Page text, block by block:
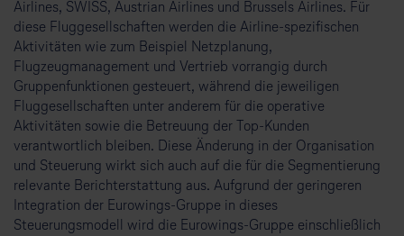
Airlines, SWISS, Austrian Airlines und Brussels Airlines. Für
diese Fluggesellschaften werden die Airline-spezifischen
Aktivitäten wie zum Beispiel Netzplanung,
Flugzeugmanagement und Vertrieb vorrangig durch
Gruppenfunktionen gesteuert, während die jeweiligen
Fluggesellschaften unter anderem für die operative
Aktivitäten sowie die Betreuung der Top-Kunden
verantwortlich bleiben. Diese Änderung in der Organisation
und Steuerung wirkt sich auch auf die für die Segmentierung
relevante Berichterstattung aus. Aufgrund der geringeren
Integration der Eurowings-Gruppe in dieses
Steuerungsmodell wird die Eurowings-Gruppe einschließlich